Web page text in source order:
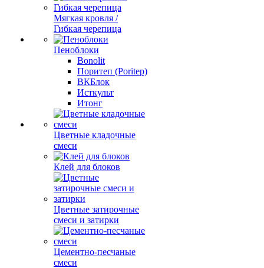
Мягкая кровля /
Гибкая черепица
Пеноблоки
Bonolit
Поритеп (Poritep)
ВКБлок
Исткульт
Итонг
Цветные кладочные
смеси
Клей для блоков
Цветные затирочные
смеси и затирки
Цементно-песчаные
смеси